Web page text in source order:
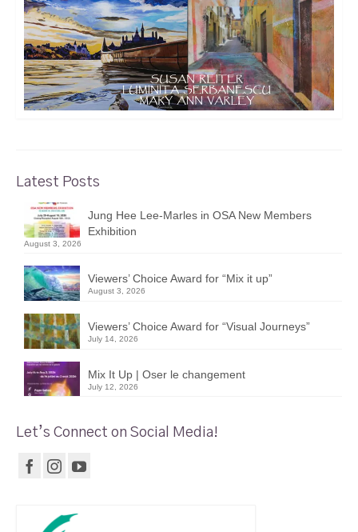
Latest Posts
Jung Hee Lee-Marles in OSA New Members
Exhibition
August 3, 2026
Viewers’ Choice Award for “Mix it up”
August 3, 2026
Viewers’ Choice Award for “Visual Journeys”
July 14, 2026
Mix It Up | Oser le changement
July 12, 2026
Let’s Connect on Social Media!